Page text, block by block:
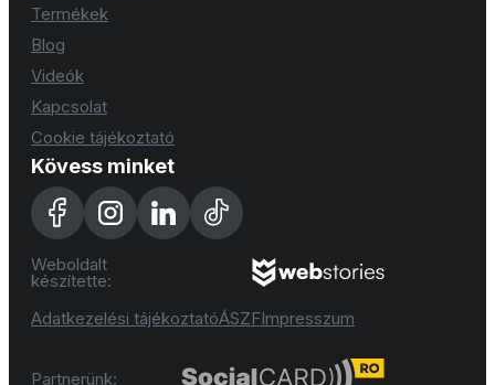
Termékek
Blog
Videók
Kapcsolat
Cookie tájékoztató
Kövess minket
Weboldalt
készítette:
Adatkezelési tájékoztatóÁSZFImpresszum
Partnerünk: